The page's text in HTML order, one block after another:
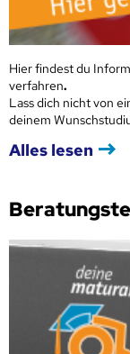
Hier findest du
verfahren.
Lass dich nicht von
deinem
Alles lesen